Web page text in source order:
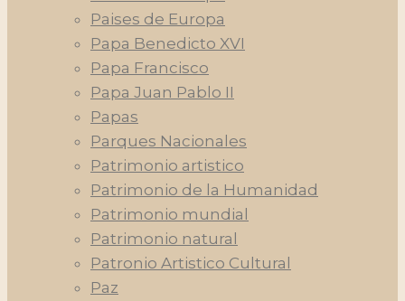
Paises de Europa
Papa Benedicto XVI
Papa Francisco
Papa Juan Pablo II
Papas
Parques Nacionales
Patrimonio artistico
Patrimonio de la Humanidad
Patrimonio mundial
Patrimonio natural
Patronio Artistico Cultural
Paz